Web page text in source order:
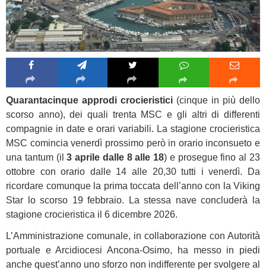
Quarantacinque approdi crocieristici (cinque in più dello
scorso anno), dei quali trenta MSC e gli altri di differenti
compagnie in date e orari variabili. La stagione crocieristica
MSC comincia venerdì prossimo però in orario inconsueto e
una tantum (il3 aprile dalle 8 alle 18) e prosegue fino al 23
ottobre con orario dalle 14 alle 20,30 tutti i venerdì. Da
ricordare comunque la prima toccata dell’anno con la Viking
Star lo scorso 19 febbraio. La stessa nave concluderà la
stagione crocieristica il 6 dicembre 2026.
L’Amministrazione comunale, in collaborazione con Autorità
portuale e Arcidiocesi Ancona-Osimo, ha messo in piedi
anche quest’anno uno sforzo non indifferente per svolgere al